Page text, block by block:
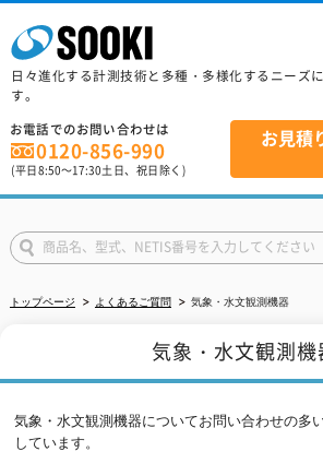
日々進化する計測技術と多種・多様化するニーズ
す。
お電話でのお問い合わせは
0120-856-990
(平日8:50～17:30土日、祝日除く)
お見積
トップページ よくあるご質問 気象・水文観測機器
気象・水文観測機
気象・水文観測機器についてお問い合わせの多
しています。